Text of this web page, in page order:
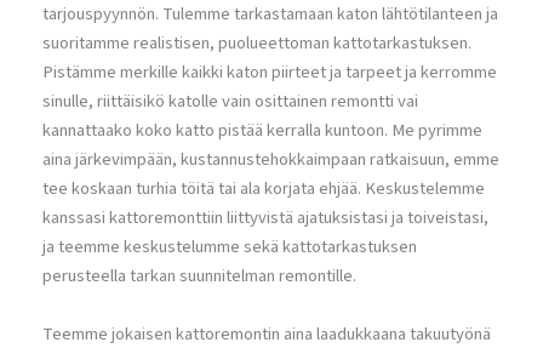
tarjouspyynnön. Tulemme tarkastamaan katon lähtötilanteen ja
suoritamme realistisen, puolueettoman kattotarkastuksen.
Pistämme merkille kaikki katon piirteet ja tarpeet ja kerromme
sinulle, riittäisikö katolle vain osittainen remontti vai
kannattaako koko katto pistää kerralla kuntoon. Me pyrimme
aina järkevimpään, kustannustehokkaimpaan ratkaisuun, emme
tee koskaan turhia töitä tai ala korjata ehjää. Keskustelemme
kanssasi kattoremonttiin liittyvistä ajatuksistasi ja toiveistasi,
ja teemme keskustelumme sekä kattotarkastuksen
perusteella tarkan suunnitelman remontille.
Teemme jokaisen kattoremontin aina laadukkaana takuutyönä